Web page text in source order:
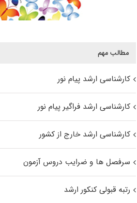
مطالب مهم
کارشناسی ارشد پیام نور
کارشناسی ارشد فراگیر پیام نور
کارشناسی ارشد خارج از کشور
سرفصل ها و ضرایب دروس آزمون
رتبه قبولی کنکور ارشد